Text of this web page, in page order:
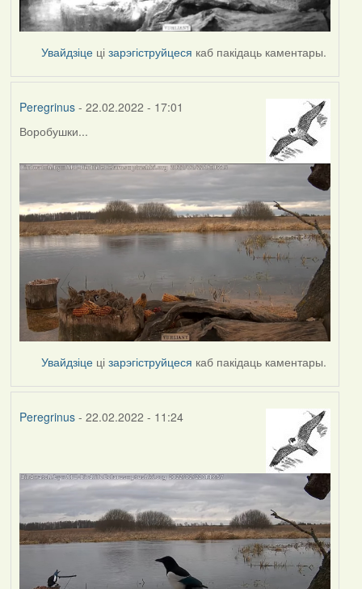
Увайдзіце цізарэгіструйцеся каб пакідаць каментары.
Peregrinus- 22.02.2022 - 17:01
Воробушки...
Увайдзіце цізарэгіструйцеся каб пакідаць каментары.
Peregrinus- 22.02.2022 - 11:24